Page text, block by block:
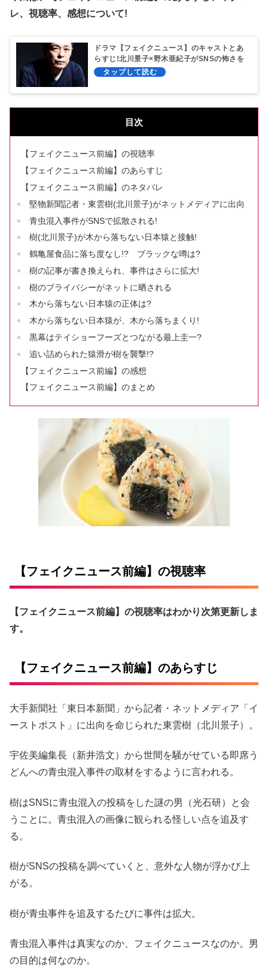
レ、視聴率、感想について!
ドラマ【フェイクニュース】のキャストとあ
らすじ!北川景子×野木亜紀子がSNSの怖さを
斬る
目次
【フェイクニュース前編】の視聴率
【フェイクニュース前編】のあらすじ
【フェイクニュース前編】のネタバレ
堅物新聞記者・東雲樹(北川景子)がネットメディアに出向
青虫混入事件がSNSで拡散される!
樹(北川景子)が木から落ちない日本猿と接触!
鶴亀屋食品に落ち度なし!? ブラックな噂は?
樹の記事が書き換えられ、事件はさらに拡大!
樹のプライバシーがネットに晒される
木から落ちない日本猿の正体は?
木から落ちない日本猿が、木から落ちまくり!
黒幕はテイショーフーズとつながる最上圭一?
追い詰められた猿滑が樹を襲撃!?
【フェイクニュース前編】の感想
【フェイクニュース前編】のまとめ
【フェイクニュース前編】の視聴率
【フェイクニュース前編】の視聴率はわかり次第更新しま
す。
【フェイクニュース前編】のあらすじ
大手新聞社「東日本新聞」から記者・ネットメディア「イ
ーストポスト」に出向を命じられた東雲樹（北川景子）。
宇佐美編集長（新井浩文）から世間を騒がせている即席う
どんへの青虫混入事件の取材をするように言われる。
樹はSNSに青虫混入の投稿をした謎の男（光石研）と会
うことに。青虫混入の画像に観られる怪しい点を追及す
る。
樹がSNSの投稿を調べていくと、意外な人物が浮かび上
がる。
樹が青虫事件を追及するたびに事件は拡大。
青虫混入事件は真実なのか、フェイクニュースなのか。男
の目的は何なのか。